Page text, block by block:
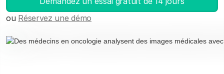
ou Réservez une démo